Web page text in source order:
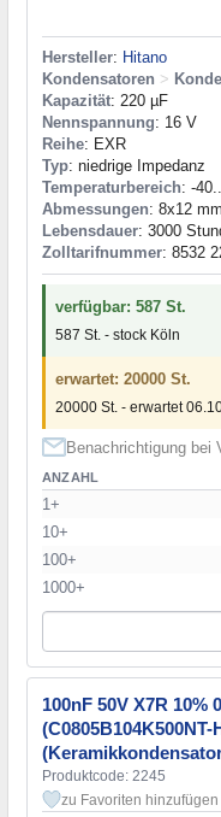
Hersteller: Hitano
Kondensatoren >
Kapazität: 220 µF
Nennspannung: 16 V
Reihe: EXR
Typ: niedrige Impedanz
Temperaturbereich: -
Abmessungen: 8x12 mm
Lebensdauer: 3000
Zolltarifnummer: 8532
verfügbar: 587 St.
587 St. - stock Köln
erwartet: 20000 St.
20000 St. - erwartet
Benachrichtigung bei
ANZAHL
1+
10+
100+
1000+
100nF 50V X7R 10%
(C0805B104K500NT-
Produktcode: 2245
zu Favoriten hinzufügen